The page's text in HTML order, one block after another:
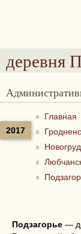
деревня
2017
Главная
Подзагорье —